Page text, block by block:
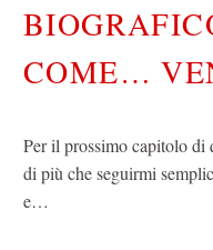
COME…
Per il prossimo capitolo di
di più che seguirmi
e…